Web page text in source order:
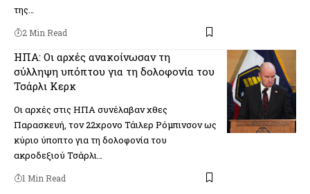
της…
2 Min Read
ΗΠΑ: Οι αρχές ανακοίνωσαν τη
σύλληψη υπόπτου για τη δολοφονία του
Τσάρλι Κερκ
Οι αρχές στις ΗΠΑ συνέλαβαν χθες
Παρασκευή, τον 22χρονο Τάιλερ Ρόμπινσον ως
κύριο ύποπτο για τη δολοφονία του
ακροδεξιού Τσάρλι…
1 Min Read